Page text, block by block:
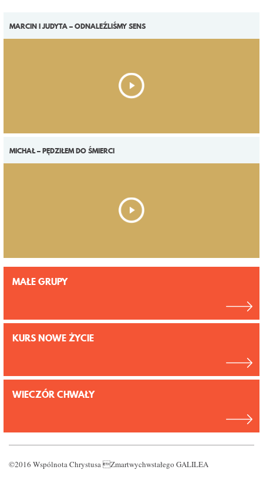
MARCIN I JUDYTA – ODNALEŹLIŚMY SENS
MICHAŁ – PĘDZIŁEM DO ŚMIERCI
MAŁE GRUPY
KURS NOWE ŻYCIE
WIECZÓR CHWAŁY
©2016 Wspólnota Chrystusa Zmartwychwstałego GALILEA